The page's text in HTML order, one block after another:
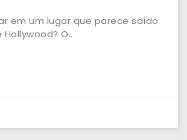
em um lugar que parece saído
O..